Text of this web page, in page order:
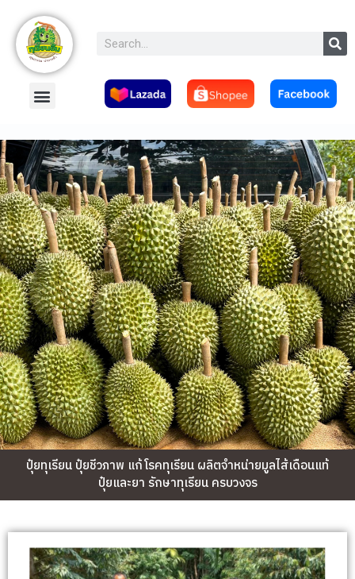
ปุ๋ยทุเรียน ปุ๋ยชีวภาพ แก้โรคทุเรียน ผลิตจำหน่ายมูลไส้เดือนแท้
ปุ๋ยและยา รักษาทุเรียน ครบวงจร